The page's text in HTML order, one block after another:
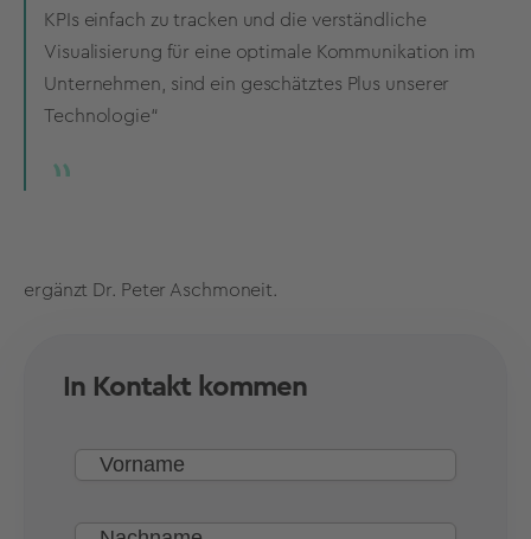
KPIs einfach zu tracken und die verständliche
Visualisierung für eine optimale Kommunikation im
Unternehmen, sind ein geschätztes Plus unserer
Technologie“
ergänzt Dr. Peter Aschmoneit.
In Kontakt kommen